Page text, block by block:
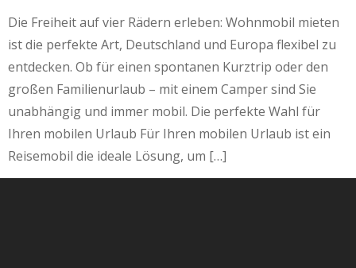
Die Freiheit auf vier Rädern erleben: Wohnmobil mieten
ist die perfekte Art, Deutschland und Europa flexibel zu
entdecken. Ob für einen spontanen Kurztrip oder den
großen Familienurlaub – mit einem Camper sind Sie
unabhängig und immer mobil. Die perfekte Wahl für
Ihren mobilen Urlaub Für Ihren mobilen Urlaub ist ein
Reisemobil die ideale Lösung, um […]